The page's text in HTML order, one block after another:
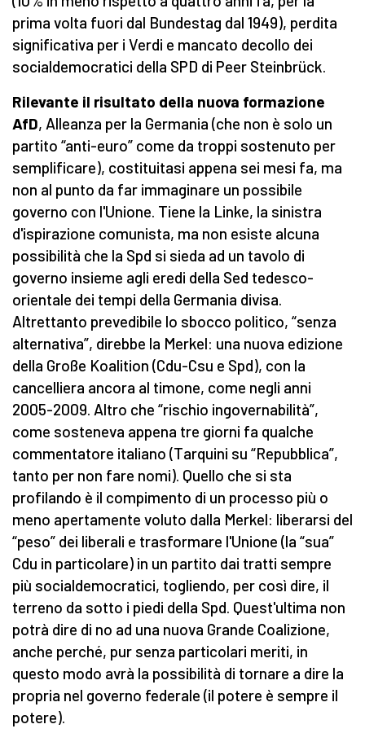
prima volta fuori dal Bundestag dal 1949), perdita
significativa per i Verdi e mancato decollo dei
socialdemocratici della SPD di Peer Steinbrück.
Rilevante il risultato della nuova formazione
AfD, Alleanza per la Germania (che non è solo un
partito “anti-euro” come da troppi sostenuto per
semplificare), costituitasi appena sei mesi fa, ma
non al punto da far immaginare un possibile
governo con l'Unione. Tiene la Linke, la sinistra
d'ispirazione comunista, ma non esiste alcuna
possibilità che la Spd si sieda ad un tavolo di
governo insieme agli eredi della Sed tedesco-
orientale dei tempi della Germania divisa.
Altrettanto prevedibile lo sbocco politico, “senza
alternativa”, direbbe la Merkel: una nuova edizione
della Große Koalition (Cdu-Csu e Spd), con la
cancelliera ancora al timone, come negli anni
2005-2009. Altro che “rischio ingovernabilità”,
come sosteneva appena tre giorni fa qualche
commentatore italiano (Tarquini su “Repubblica”,
tanto per non fare nomi). Quello che si sta
profilando è il compimento di un processo più o
meno apertamente voluto dalla Merkel: liberarsi del
“peso” dei liberali e trasformare l'Unione (la “sua”
Cdu in particolare) in un partito dai tratti sempre
più socialdemocratici, togliendo, per così dire, il
terreno da sotto i piedi della Spd. Quest'ultima non
potrà dire di no ad una nuova Grande Coalizione,
anche perché, pur senza particolari meriti, in
questo modo avrà la possibilità di tornare a dire la
propria nel governo federale (il potere è sempre il
potere).